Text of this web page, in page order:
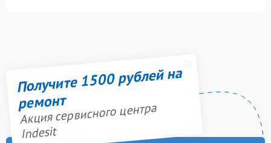
Получите 1500 рублей на
ремонт
Акция сервисного центра
Indesit